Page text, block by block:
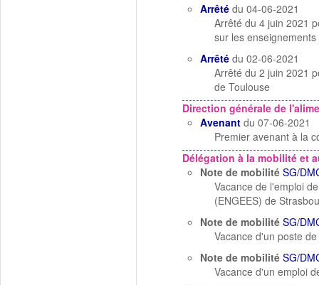
Arrêté du 04-06-2021
Arrêté du 4 juin 2021
sur les
Arrêté du 02-06-2021
Arrêté du 2 juin 2021
de Toulouse
Direction générale de
Avenant du 07-06-2021
Premier avenant à la
Délégation à la mobilité et
Note de mobilité SG/
Vacance de l'emploi
(ENGEES) de
Note de mobilité SG/
Vacance d'un poste
Note de mobilité SG/
Vacance d'un emploi